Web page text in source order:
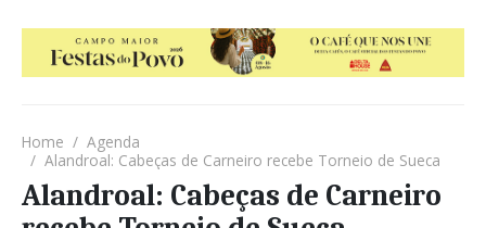
Home
Agenda
Alandroal: Cabeças de Carneiro recebe Torneio de Sueca
Alandroal: Cabeças de Carneiro